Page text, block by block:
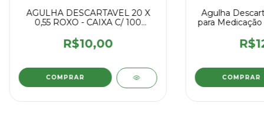
AGULHA DESCARTAVEL 20 X
0,55 ROXO - CAIXA C/ 100
R$10,00
Agulha
para